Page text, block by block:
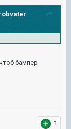
бампер
1